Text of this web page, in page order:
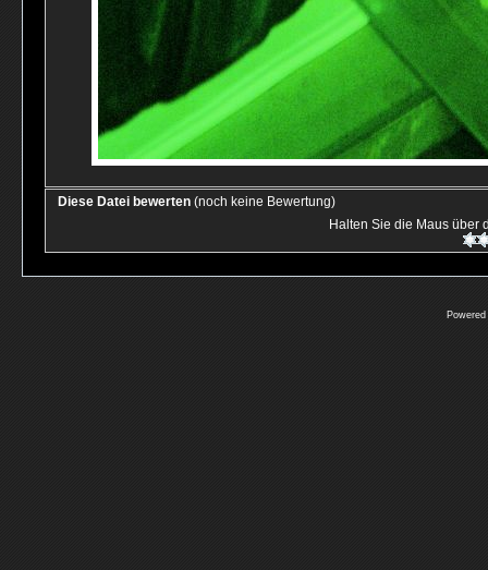
Diese Datei bewerten (noch keine Bewertung)
Halten Sie die Maus über